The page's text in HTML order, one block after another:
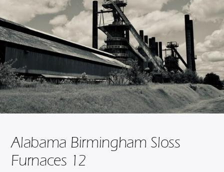
Alabama Birmingham Sloss
Furnaces 12